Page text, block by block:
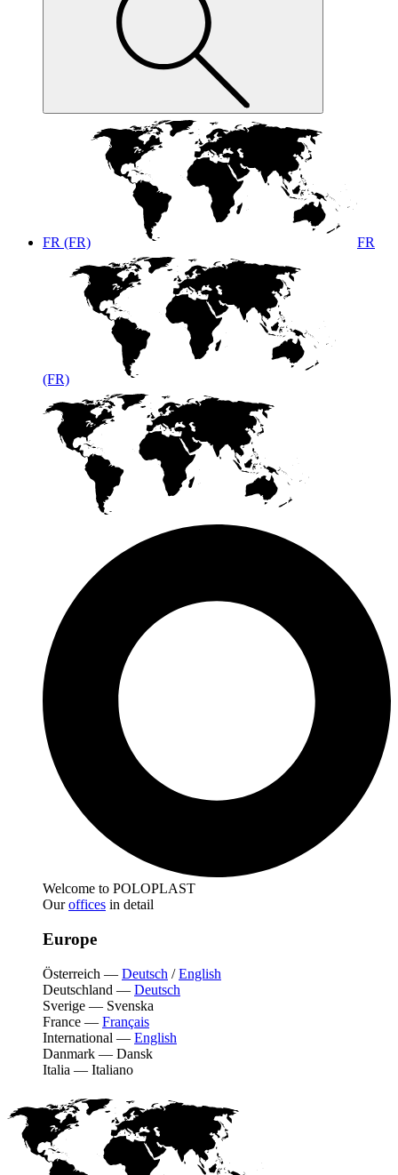
FR (FR) FR
(FR)
Welcome to POLOPLAST
Ouroffices in detail
Europe
Österreich — Deutsch /English
Deutschland — Deutsch
Sverige — Svenska
France — Français
International — English
Danmark — Dansk
Italia — Italiano